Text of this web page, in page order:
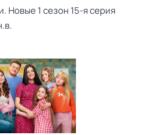
Новые 1 сезон 15-я серия